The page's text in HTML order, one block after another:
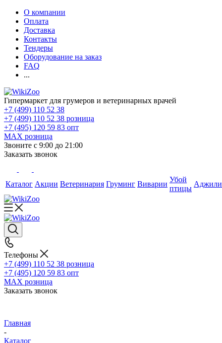
О компании
Оплата
Доставка
Контакты
Тендеры
Оборудование на заказ
FAQ
...
Гипермаркет для грумеров и ветеринарных врачей
+7 (499) 110 52 38
+7 (499) 110 52 38 розница
+7 (495) 120 59 83 опт
MAX розница
Звоните с 9:00 до 21:00
Заказать звонок
Каталог Акции Ветеринария Груминг Виварии
Убой
птицы
Телефоны
+7 (499) 110 52 38 розница
+7 (495) 120 59 83 опт
MAX розница
Заказать звонок
Главная
-
Каталог